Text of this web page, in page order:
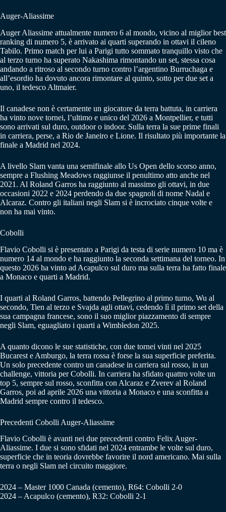
Auger-Aliassime
Auger Aliassime attualmente numero 6 al mondo, vicino al miglior best
ranking di numero 5, è arrivato ai quarti superando in ottavi il cileno
Tabilo. Primo match per lui a Parigi tutto sommato tranquillo visto che
al terzo turno ha superato Nakashima rimontando un set, stessa cosa
andando a ritroso al secondo turno contro l’argentino Burruchaga e
all’esordio ha dovuto ancora rimontare al quinto, sotto per due set a
uno, il tedesco Altmaier.
Il canadese non è certamente un giocatore da terra battuta, in carriera
ha vinto nove tornei, l’ultimo e unico del 2026 a Montpellier, e tutti
sono arrivati sul duro, outdoor o indoor. Sulla terra la sue prime finali
in carriera, perse, a Rio de Janeiro e Lione. Il risultato più importante la
finale a Madrid nel 2024.
A livello Slam vanta una semifinale allo Us Open dello scorso anno,
sempre a Flushing Meadows raggiunse il penultimo atto anche nel
2021. Al Roland Garros ha raggiunto al massimo gli ottavi, in due
occasioni 2022 e 2024 perdendo da due spagnoli di nome Nadal e
Alcaraz. Contro gli italiani negli Slam si è incrociato cinque volte e
non ha mai vinto.
Cobolli
Flavio Cobolli si è presentato a Parigi da testa di serie numero 10 ma è
numero 14 al mondo e ha raggiunto la seconda settimana del torneo. In
questo 2026 ha vinto ad Acapulco sul duro ma sulla terra ha fatto finale
a Monaco e quarti a Madrid.
I quarti al Roland Garros, battendo Pellegrino al primo turno, Wu al
secondo, Tien al terzo e Svajda agli ottavi, cedendo lì il primo set della
sua campagna francese, sono il suo miglior piazzamento di sempre
negli Slam, eguagliato i quarti a Wimbledon 2025.
A quanto dicono le sue statistiche, con due tornei vinti nel 2025
Bucarest e Amburgo, la terra rossa è forse la sua superficie preferita.
Un solo precedente contro un canadese in carriera sul rosso, in un
challenge, vittoria per Cobolli. In carriera ha sfidato quattro volte un
top 5, sempre sul rosso, sconfitta con Alcaraz e Zverev al Roland
Garros, poi ad aprile 2026 una vittoria a Monaco e una sconfitta a
Madrid sempre contro il tedesco.
Precedenti Cobolli Auger-Aliassime
Flavio Cobolli è avanti nei due precedenti contro Felix Auger-
Aliassime. I due si sono sfidati nel 2024 entrambe le volte sul duro,
superficie che in teoria dovrebbe favorire il nord americano. Mai sulla
terra o negli Slam nel circuito maggiore.
2024 – Master 1000 Canada (cemento), R64: Cobolli 2-0
2024 – Acapulco (cemento), R32: Cobolli 2-1